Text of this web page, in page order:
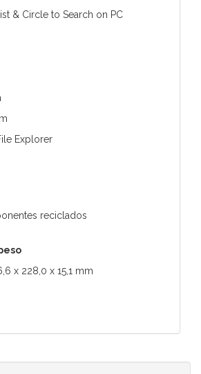
& Circle to Search on PC
Explorer
reciclados
x 228,0 x 15,1 mm